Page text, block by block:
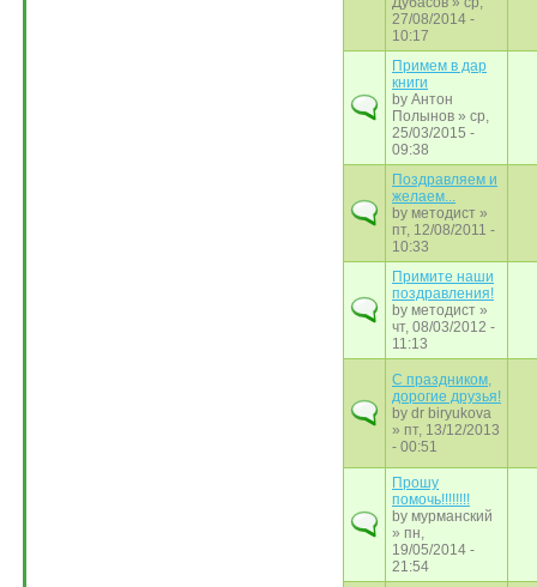
27/08/2014 -
10:17
Примем в дар
книги
by Антон
Полынов » ср,
25/03/2015 -
09:38
Поздравляем и
желаем...
by методист »
пт, 12/08/2011 -
10:33
Примите наши
поздравления!
by методист »
чт, 08/03/2012 -
11:13
С праздником,
дорогие друзья!
by dr biryukova
» пт, 13/12/2013
- 00:51
Прошу
помочь!!!!!!!!
by мурманский
» пн,
19/05/2014 -
21:54